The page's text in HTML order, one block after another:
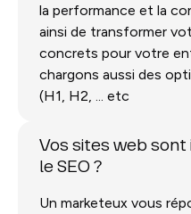
la performance et la
ainsi de transformer
concrets pour votre
chargons aussi des
(H1, H2, ... etc
Vos sites web
le SEO ?
Un marketeux vous